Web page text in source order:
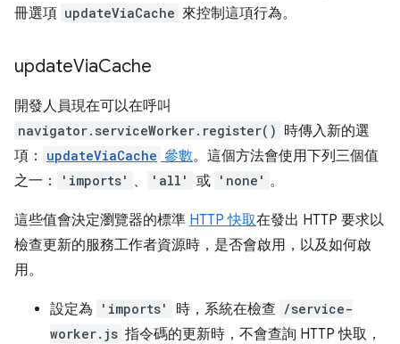
冊選項 updateViaCache 來控制這項行為。
updateViaCache
開發人員現在可以在呼叫
navigator.serviceWorker.register() 時傳入新的選
項：
updateViaCache 參數。這個方法會使用下列三個值
之一：
'imports' 、 'all' 或 'none' 。
這些值會決定瀏覽器的標準 HTTP 快取在發出 HTTP 要求以
檢查更新的服務工作者資源時，是否會啟用，以及如何啟
用。
設定為 'imports' 時，系統在檢查 /service-
worker.js 指令碼的更新時，不會查詢 HTTP 快取，